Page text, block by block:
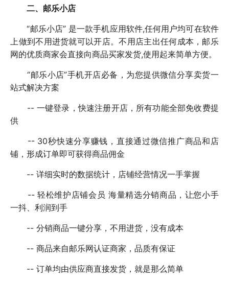
二、邮乐小店
“邮乐小店” 是一款手机应用软件,任何用户均可在软件
上做到不用进货就可以开店。不用店主出任何成本，邮乐
网的优质商家会直接向商品买家发货,使用起来简单方便。
“邮乐小店”手机开店必备，为您提供微信分享卖货一
站式解决方案
-- 一键登录，快速注册开店，所有功能全部免收费提
供
-- 30秒快速分享赚钱，直接通过微信推广商品和店
铺，形成订单即可获得商品佣金
-- 详细实时的数据统计，店铺经营情况一手掌握
-- 轻松维护店铺会员 海量精选分销商品，让您小手
一抖、利润到手
-- 分销商品一键分享，不用进货，没有成本
-- 商品来自邮乐网认证商家，品质有保证
-- 订单均由供应商直接发货，就是那么简单